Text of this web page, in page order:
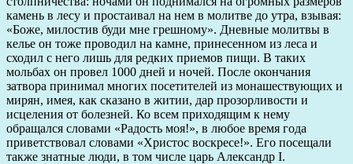
камень в лесу и простаивал на нем в молитве до утра, взывая:
«Боже, милостив буди мне грешному». Дневные молитвы в
келье он тоже проводил на камне, принесенном из леса и
сходил с него лишь для редких приемов пищи. В таких
мольбах он провел 1000 дней и ночей. После окончания
затвора принимал многих посетителей из монашествующих и
мирян, имея, как сказано в житии, дар прозорливости и
исцеления от болезней. Ко всем приходящим к нему
обращался словами «Радость моя!», в любое время года
приветствовал словами «Христос воскресе!». Его посещали
также знатные люди, в том числе царь Александр I.